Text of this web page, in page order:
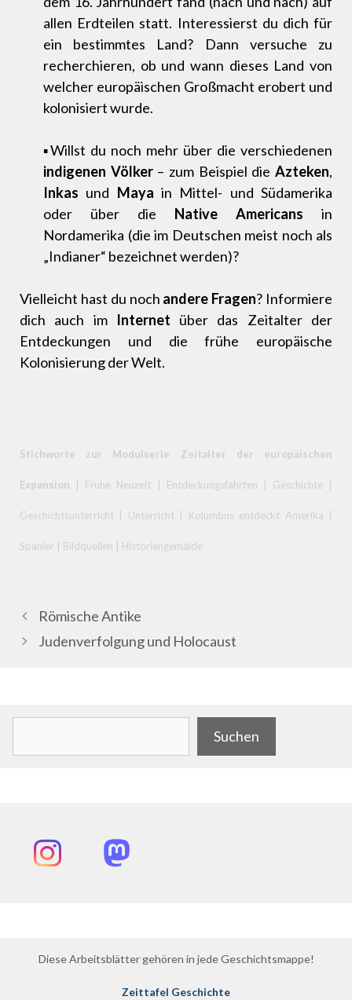
allen Erdteilen statt. Interessierst du dich für
ein bestimmtes Land? Dann versuche zu
recherchieren, ob und wann dieses Land von
welcher europäischen Großmacht erobert und
kolonisiert wurde.
▪Willst du noch mehr über die verschiedenen
indigenen Völker– zum Beispiel dieAzteken,
Inkas und Maya in Mittel- und Südamerika
oder über die Native Americans in
Nordamerika (die im Deutschen meist noch als
„Indianer“ bezeichnet werden)?
Vielleicht hast du noch andere Fragen? Informiere
dich auch im Internet über das Zeitalter der
Entdeckungen und die frühe europäische
Kolonisierung der Welt.
Stichworte zur Modulserie Zeitalter der europäischen
Expansion | Frühe Neuzeit | Entdeckungsfahrten | Geschichte |
Geschichtsunterricht | Unterricht | Kolumbus entdeckt Amerika |
Spanier | Bildquellen | Historiengemälde
Römische Antike
Judenverfolgung und Holocaust
Suchen
InstagramMastodon
Diese Arbeitsblätter gehören in jede Geschichtsmappe!
Zeittafel Geschichte